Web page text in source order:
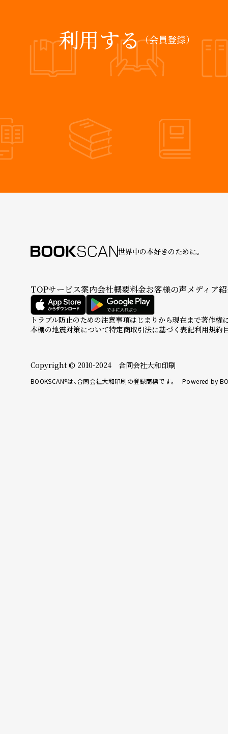
利用する（会員登録）
世界中の本好きのために。
TOPサービス案内会社概要料金お客様の声メディア
トラブル防止のための注意事項はじまりから現在まで著作権
本棚の地震対策について特定商取引法に基づく表記利用規約
Copyright © 2010-2024 合同会社大和印刷
BOOKSCAN®は、合同会社大和印刷の登録商標です。 Powered by